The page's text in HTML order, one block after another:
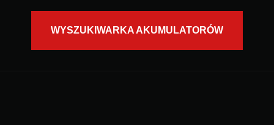
WYSZUKIWARKA AKUMULATORÓW